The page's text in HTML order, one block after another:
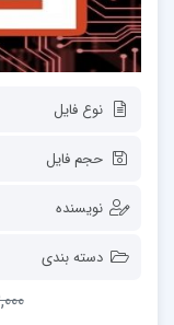
نوع فایل
حجم فایل
نویسنده
دسته بندی